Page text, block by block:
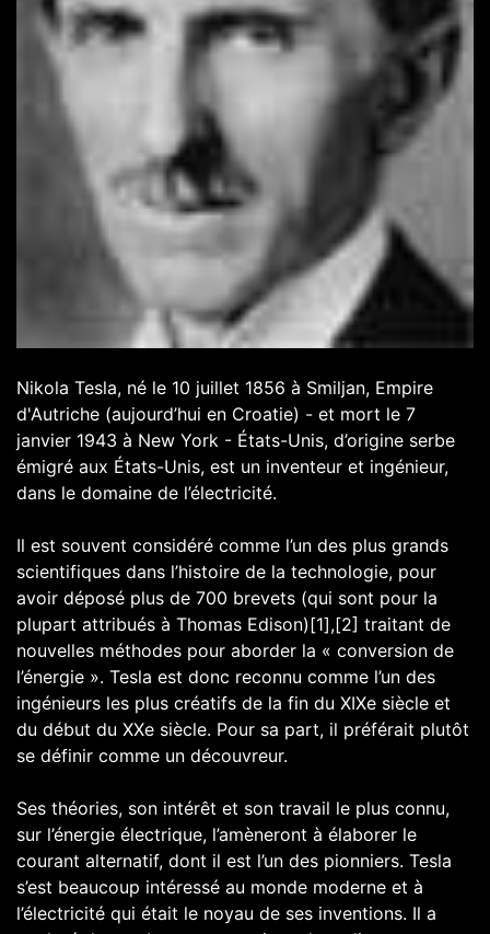
Nikola Tesla, né le 10 juillet 1856 à Smiljan, Empire
d'Autriche (aujourd’hui en Croatie) - et mort le 7
janvier 1943 à New York - États-Unis, d’origine serbe
émigré aux États-Unis, est un inventeur et ingénieur,
dans le domaine de l’électricité.
Il est souvent considéré comme l’un des plus grands
scientifiques dans l’histoire de la technologie, pour
avoir déposé plus de 700 brevets (qui sont pour la
plupart attribués à Thomas Edison)[1],[2] traitant de
nouvelles méthodes pour aborder la « conversion de
l’énergie ». Tesla est donc reconnu comme l’un des
ingénieurs les plus créatifs de la fin du XIXe siècle et
du début du XXe siècle. Pour sa part, il préférait plutôt
se définir comme un découvreur.
Ses théories, son intérêt et son travail le plus connu,
sur l’énergie électrique, l’amèneront à élaborer le
courant alternatif, dont il est l’un des pionniers. Tesla
s’est beaucoup intéressé au monde moderne et à
l’électricité qui était le noyau de ses inventions. Il a